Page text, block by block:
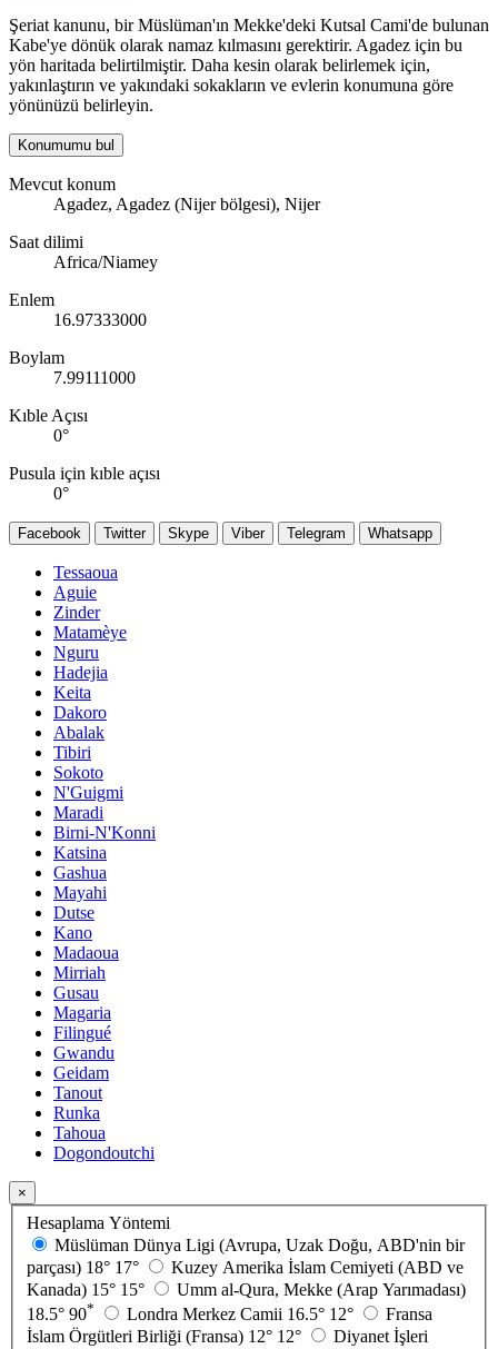
Şeriat kanunu, bir Müslüman'ın Mekke'deki Kutsal Cami'de bulunan
Kabe'ye dönük olarak namaz kılmasını gerektirir. Agadez için bu
yön haritada belirtilmiştir. Daha kesin olarak belirlemek için,
yakınlaştırın ve yakındaki sokakların ve evlerin konumuna göre
yönünüzü belirleyin.
Konumumu bul
Mevcut konum
Agadez, Agadez (Nijer bölgesi), Nijer
Saat dilimi
Africa/Niamey
Enlem
16.97333000
Boylam
7.99111000
Kıble Açısı
0°
Pusula için kıble açısı
0°
Facebook Twitter Skype Viber Telegram Whatsapp
Tessaoua
Aguie
Zinder
Matamèye
Nguru
Hadejia
Keita
Dakoro
Abalak
Tibiri
Sokoto
N'Guigmi
Maradi
Birni-N'Konni
Katsina
Gashua
Mayahi
Dutse
Kano
Madaoua
Mirriah
Gusau
Magaria
Filingué
Gwandu
Geidam
Tanout
Runka
Tahoua
Dogondoutchi
×
Hesaplama Yöntemi
Müslüman Dünya Ligi (Avrupa, Uzak Doğu, ABD'nin bir
parçası) 18° 17°
Kuzey Amerika İslam Cemiyeti (ABD ve
Kanada) 15° 15°
Umm al-Qura, Mekke (Arap Yarımadası)
18.5° 90* Londra Merkez Camii 16.5° 12°
Fransa
İslam Örgütleri Birliği (Fransa) 12° 12°
Diyanet İşleri